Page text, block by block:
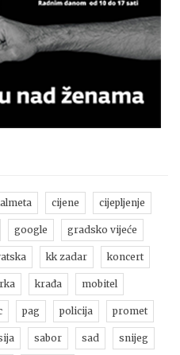
cijene cijepljenje
google gradsko vijeće
kk zadar koncert
krađa mobitel
pag policija promet
sabor sad snijeg